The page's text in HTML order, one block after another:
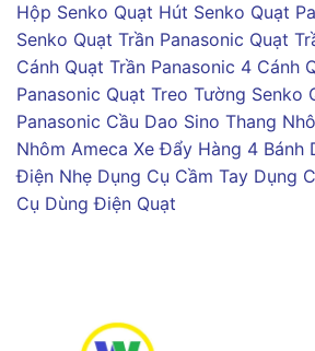
Hộp Senko Quạt Hút Senko Quạt
Senko Quạt Trần Panasonic Quạt
Cánh Quạt Trần Panasonic 4 Cánh
Panasonic Quạt Treo Tường Senko
Panasonic Cầu Dao Sino Thang
Nhôm Ameca Xe Đẩy Hàng 4 Bánh
Điện Nhẹ Dụng Cụ Cầm Tay Dụng
Cụ Dùng Điện Quạt